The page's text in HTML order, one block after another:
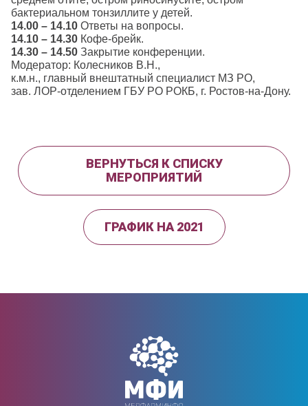
бактериальном тонзиллите у детей.
14.00 – 14.10 Ответы на вопросы.
14.10 – 14.30 Кофе-брейк.
14.30 – 14.50 Закрытие конференции.
Модератор: Колесников В.Н.,
к.м.н., главный внештатный специалист МЗ РО,
зав. ЛОР-отделением ГБУ РО РОКБ, г. Ростов-на-Дону.
ВЕРНУТЬСЯ К СПИСКУ
МЕРОПРИЯТИЙ
ГРАФИК НА 2021